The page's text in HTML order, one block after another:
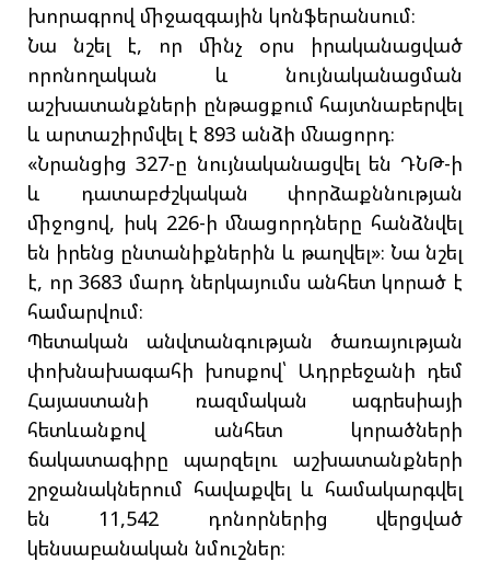
խորագրով միջազգային կոնֆերանսում։
Նա նշել է, որ մինչ օրս իրականացված
որոնողական և նույնականացման
աշխատանքների ընթացքում հայտնաբերվել
և արտաշիրմվել է 893 անձի մնացորդ։
«Նրանցից 327-ը նույնականացվել են ԴՆԹ-ի
և դատաբժշկական փորձաքննության
միջոցով, իսկ 226-ի մնացորդները հանձնվել
են իրենց ընտանիքներին և թաղվել»։ Նա նշել
է, որ 3683 մարդ ներկայումս անհետ կորած է
համարվում։
Պետական անվտանգության ծառայության
փոխնախագահի խոսքով՝ Ադրբեջանի դեմ
Հայաստանի ռազմական ագրեսիայի
հետևանքով անհետ կորածների
ճակատագիրը պարզելու աշխատանքների
շրջանակներում հավաքվել և համակարգվել
են 11,542 դոնորներից վերցված
կենսաբանական նմուշներ։